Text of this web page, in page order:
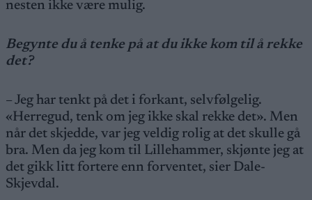
nesten ikke være mulig.
Begynte du å tenke på at du ikke kom til å rekke
det?
– Jeg har tenkt på det i forkant, selvfølgelig.
«Herregud, tenk om jeg ikke skal rekke det». Men
når det skjedde, var jeg veldig rolig at det skulle gå
bra. Men da jeg kom til Lillehammer, skjønte jeg at
det gikk litt fortere enn forventet, sier Dale-
Skjevdal.